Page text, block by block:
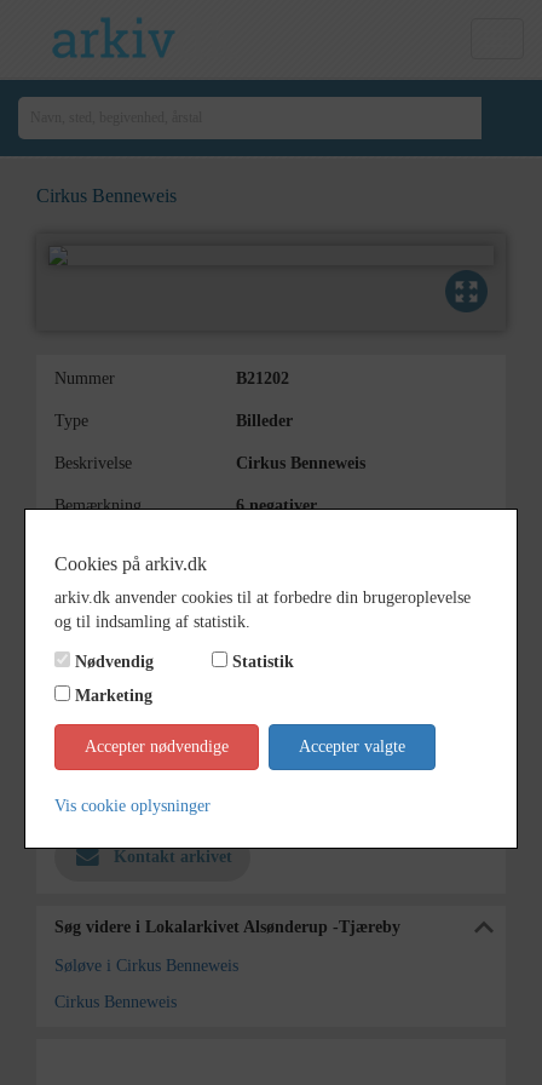
Cirkus Benneweis
Nummer B21202
Type Billeder
Beskrivelse Cirkus Benneweis
Bemærkning 6 negativer.
Dateringsnote 19/4/68
Fotograf Jørgen Rubæk Hansen
Hillerød Kommune (2007-2050)
Arkiv
Kontakt arkivet
Søg videre i Lokalarkivet Alsønderup -Tjæreby
Søløve i Cirkus Benneweis
Cirkus Benneweis
Cookies på arkiv.dk
arkiv.dk anvender cookies til at forbedre din brugeroplevelse
og til indsamling af statistik.
Nødvendig
Statistik
Marketing
Accepter nødvendige Accepter valgte
Vis cookie oplysninger